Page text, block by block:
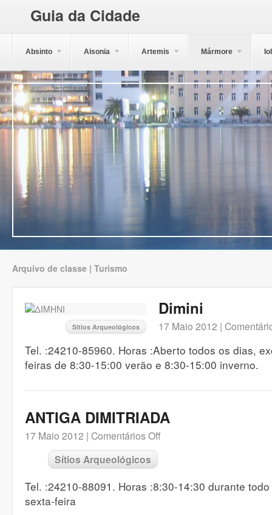
Guia da Cidade
Absinto Aisonia Artemis Mármore
Arquivo de classe | Turismo
Sítios Arqueológicos
Dimini
17 Maio 2012 |
Tel. :24210-85960. Horas :Aberto todos os dias,
feiras de 8:30-15:00 verão e 8:30-15:00 inverno.
ANTIGA DIMITRIADA
17 Maio 2012 | Comentários Off
Sítios Arqueológicos
Tel. :24210-88091. Horas :8:30-14:30 durante
sexta-feira